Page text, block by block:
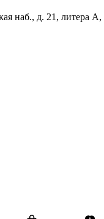
наб., д. 21, литера А,